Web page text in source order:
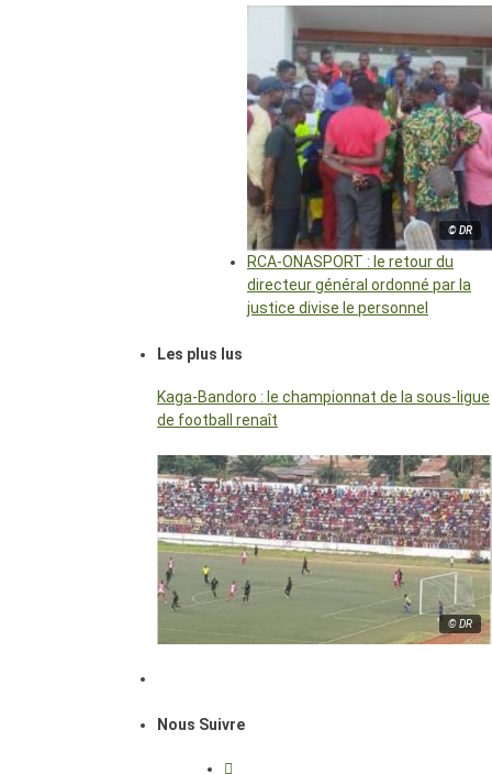
© DR
RCA-ONASPORT : le retour du
directeur général ordonné par la
justice divise le personnel
Les plus lus
Kaga-Bandoro : le championnat de la sous-ligue
de football renaît
© DR
Nous Suivre